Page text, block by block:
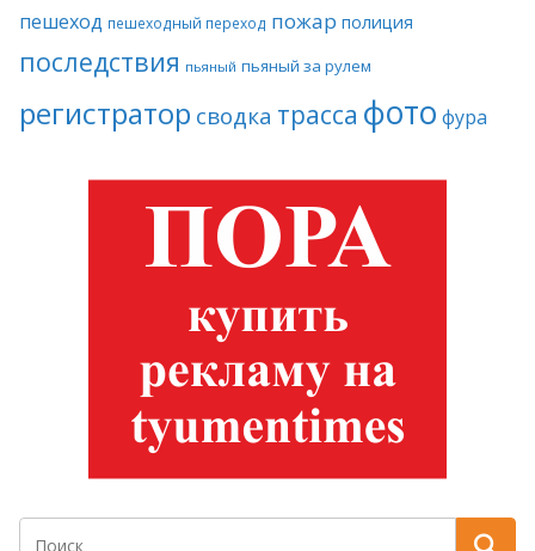
пешеход пешеходный переход пожар полиция
последствия пьяный пьяный за рулем
регистратор сводка трасса фото фура